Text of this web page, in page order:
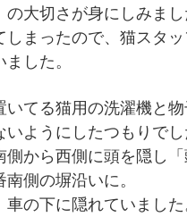
大切さが身にしみまし
しまったので、猫スタ
した。
てる猫用の洗濯機と物
ようにしたつもりで
から西側に頭を隠し「
側の塀沿いに。
の下に隠れていました